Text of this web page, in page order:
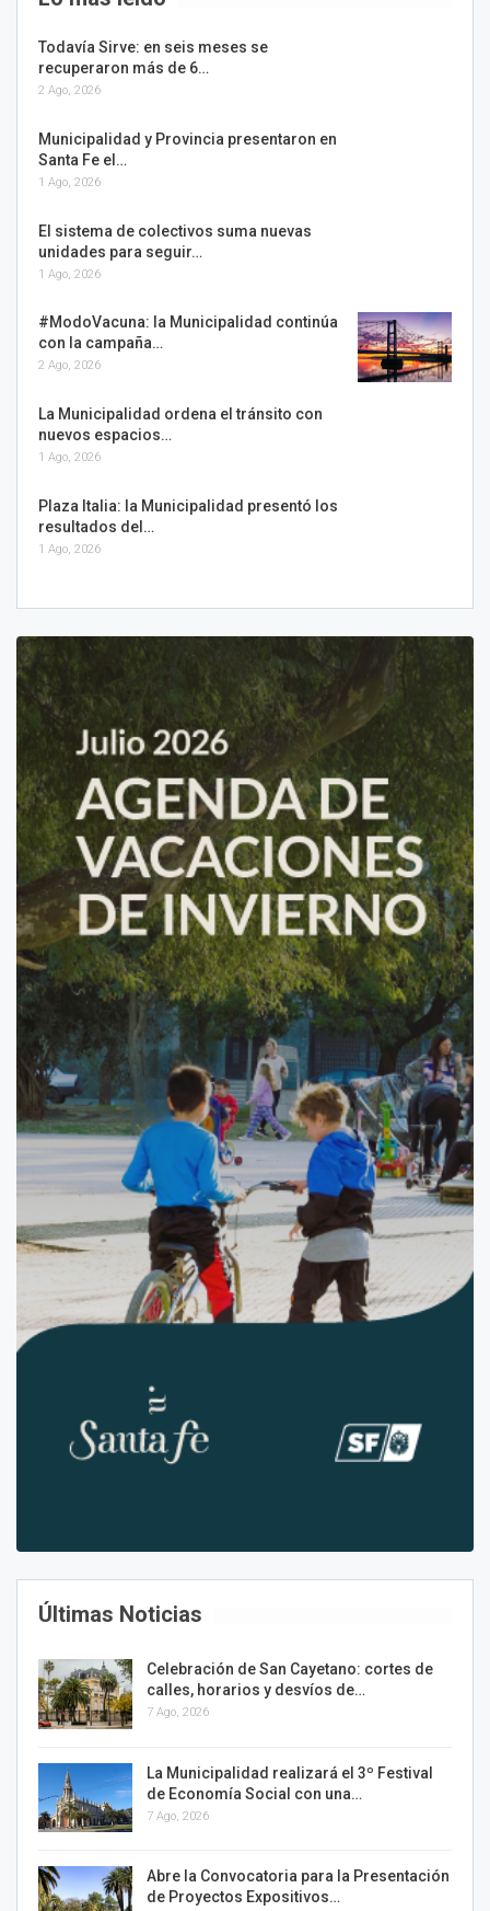
Todavía Sirve: en seis meses se
recuperaron más de 6…
2 Ago, 2026
Municipalidad y Provincia presentaron en
Santa Fe el…
1 Ago, 2026
El sistema de colectivos suma nuevas
unidades para seguir…
1 Ago, 2026
#ModoVacuna: la Municipalidad continúa
con la campaña…
2 Ago, 2026
La Municipalidad ordena el tránsito con
nuevos espacios…
1 Ago, 2026
Plaza Italia: la Municipalidad presentó los
resultados del…
1 Ago, 2026
Últimas Noticias
Celebración de San Cayetano: cortes de
calles, horarios y desvíos de…
7 Ago, 2026
La Municipalidad realizará el 3º Festival
de Economía Social con una…
7 Ago, 2026
Abre la Convocatoria para la Presentación
de Proyectos Expositivos…